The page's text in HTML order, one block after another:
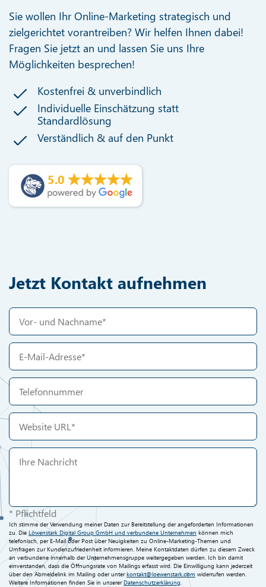
Sie wollen Ihr Online-Marketing strategisch und
zielgerichtet vorantreiben? Wir helfen Ihnen dabei!
Fragen Sie jetzt an und lassen Sie uns Ihre
Möglichkeiten besprechen!
Kostenfrei & unverbindlich
Individuelle Einschätzung statt
Standardlösung
Verständlich & auf den Punkt
5.0
Jetzt Kontakt aufnehmen
* Pflichtfeld
Ich stimme der Verwendung meiner Daten zur Bereitstellung der angeforderten Informationen
zu. Die Löwenstark Digital Group GmbH und verbundene Unternehmen können mich
telefonisch, per E-Mail oder Post über Neuigkeiten zu Online-Marketing-Themen und
Umfragen zur Kundenzufriedenheit informieren. Meine Kontaktdaten dürfen zu diesem Zweck
an verbundene innerhalb der Unternehmensgruppe weitergegeben werden. Ich bin damit
einverstanden, dass die Öffnungsrate von Mailings erfasst wird. Die Einwilligung kann jederzeit
über den Abmeldelink im Mailing oder unterkontakt@loewenstark.com widerrufen werden.
Weitere Informationen finden Sie in unserer Datenschutzerklärung